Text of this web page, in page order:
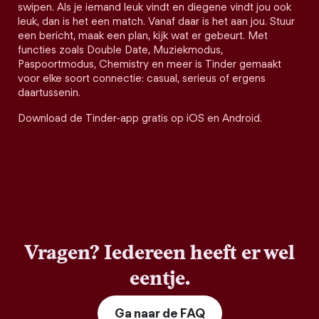
swipen. Als je iemand leuk vindt en diegene vindt jou ook
leuk, dan is het een match. Vanaf daar is het aan jou. Stuur
een bericht, maak een plan, kijk wat er gebeurt. Met
functies zoals Double Date, Muziekmodus,
Paspoortmodus, Chemistry en meer is Tinder gemaakt
voor elke soort connectie: casual, serieus of ergens
daartussenin.
Download de Tinder-app gratis op iOS en Android.
Vragen? Iedereen heeft er wel
eentje.
Ga naar de FAQ